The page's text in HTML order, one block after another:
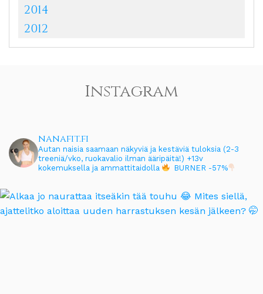
2014
2012
Instagram
nanafit.fi
Autan naisia saamaan näkyviä ja kestäviä tuloksia (2-3
treeniä/vko, ruokavalio ilman ääripäitä!) +13v
kokemuksella ja ammattitaidolla
BURNER -57%